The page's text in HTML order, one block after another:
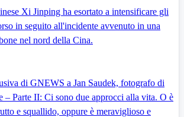
Xi Jinping ha esortato a intensificare gli
in seguito all'incidente avvenuto in una
nel nord della Cina.
di GNEWS a Jan Saudek, fotografo di
– Parte II: Ci sono due approcci alla vita. O è
e squallido, oppure è meraviglioso e